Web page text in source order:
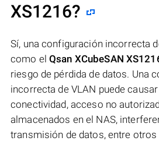
XS1216?
Sí, una configuración incorrecta
como elQsan XCubeSAN
riesgo de pérdida de datos. Una
incorrecta de VLAN puede
conectividad, acceso no
almacenados en el NAS,
transmisión de datos, entre